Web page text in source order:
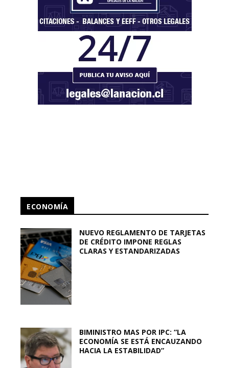
ECONOMÍA
NUEVO REGLAMENTO DE TARJETAS
DE CRÉDITO IMPONE REGLAS
CLARAS Y ESTANDARIZADAS
BIMINISTRO MAS POR IPC: “LA
ECONOMÍA SE ESTÁ ENCAUZANDO
HACIA LA ESTABILIDAD”